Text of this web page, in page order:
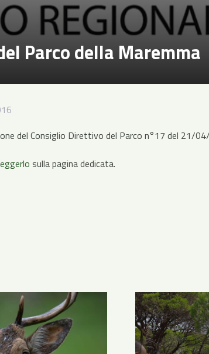
Parco della Maremma
del Consiglio Direttivo del Parco n°17 del 21/
sulla pagina dedicata.